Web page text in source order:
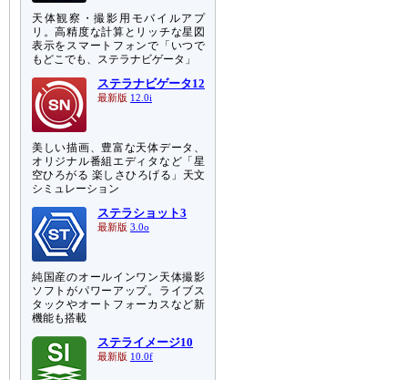
天体観察・撮影用モバイルアプ
リ。高精度な計算とリッチな星図
表示をスマートフォンで「いつで
もどこでも、ステラナビゲータ」
ステラナビゲータ12
最新版 12.0i
美しい描画、豊富な天体データ、
オリジナル番組エディタなど「星
空ひろがる 楽しさひろげる」天文
シミュレーション
ステラショット3
最新版 3.0o
純国産のオールインワン天体撮影
ソフトがパワーアップ。ライブス
タックやオートフォーカスなど新
機能も搭載
ステライメージ10
最新版 10.0f